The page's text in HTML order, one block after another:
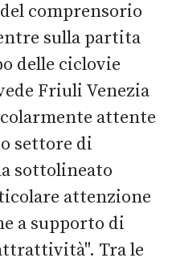
comprensorio
sulla partita
delle ciclovie
Friuli Venezia
attente
settore di
sottolineato
attenzione
a supporto di
Tra le